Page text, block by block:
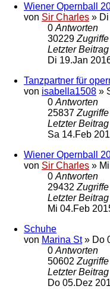
Wiener Opernball
von Sir Charles »
0 Antworten
30229 Zugriffe
Letzter Beitrag
Di 19.Jan
Tanzpartner für
von isabella1508 »
0 Antworten
25837 Zugriffe
Letzter Beitrag
Sa 14.Feb
Wiener Opernball
von Sir Charles »
0 Antworten
29432 Zugriffe
Letzter Beitrag
Mi 04.Feb
Schuhe
von Marina St» Do
0 Antworten
50602 Zugriffe
Letzter Beitrag
Do 05.Dez